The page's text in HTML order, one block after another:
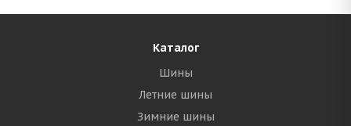
Каталог
Шины
Летние шины
Зимние шины